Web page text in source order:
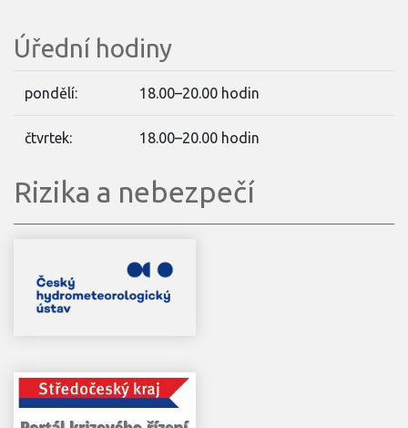
Úřední hodiny
pondělí: 18.00–20.00 hodin
čtvrtek: 18.00–20.00 hodin
Rizika a nebezpečí